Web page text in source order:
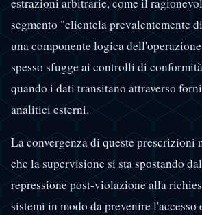
segmento "clientela prevalentemente
una componente logica
spesso sfugge ai controlli di
quando i dati transitano attraverso
analitici esterni.
La convergenza di queste prescrizioni
che la supervisione si sta spostando
repressione post-violazione alla
sistemi in modo da prevenire l'accesso